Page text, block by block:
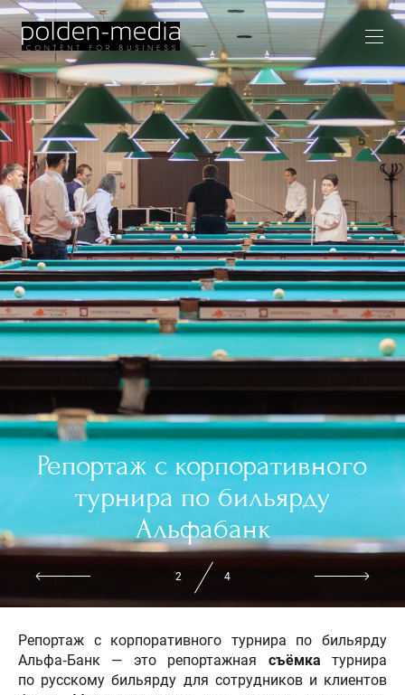
Репортаж с корпоративного
турнира по бильярду
Альфабанк
3 4
Репортаж с корпоративного турнира по бильярду
Альфа‑Банк — это репортажная съёмка турнира
по русскому бильярду для сотрудников и клиентов